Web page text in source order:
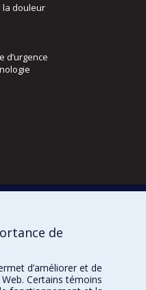
la douleur
d’urgence
nucléaire
de
d’améliorer et de
Certains témoins